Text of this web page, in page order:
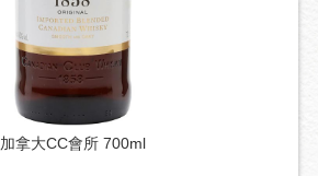
加拿大CC會所 700ml